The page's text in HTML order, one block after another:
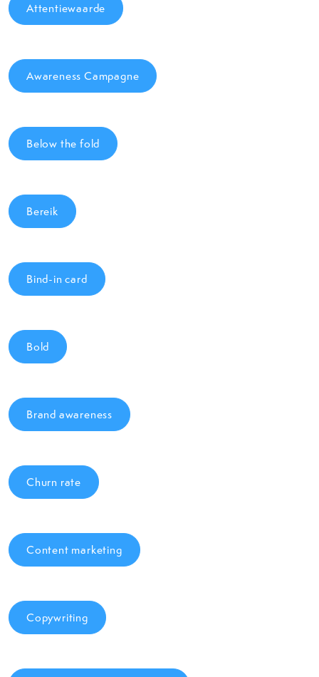
Attentiewaarde
Awareness Campagne
Below the fold
Bereik
Bind-in card
Bold
Brand awareness
Churn rate
Content marketing
Copywriting